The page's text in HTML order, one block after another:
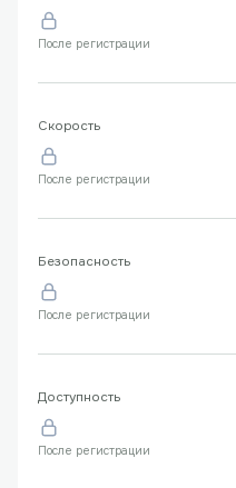
После регистрации
Скорость
После регистрации
Безопасность
После регистрации
Доступность
После регистрации